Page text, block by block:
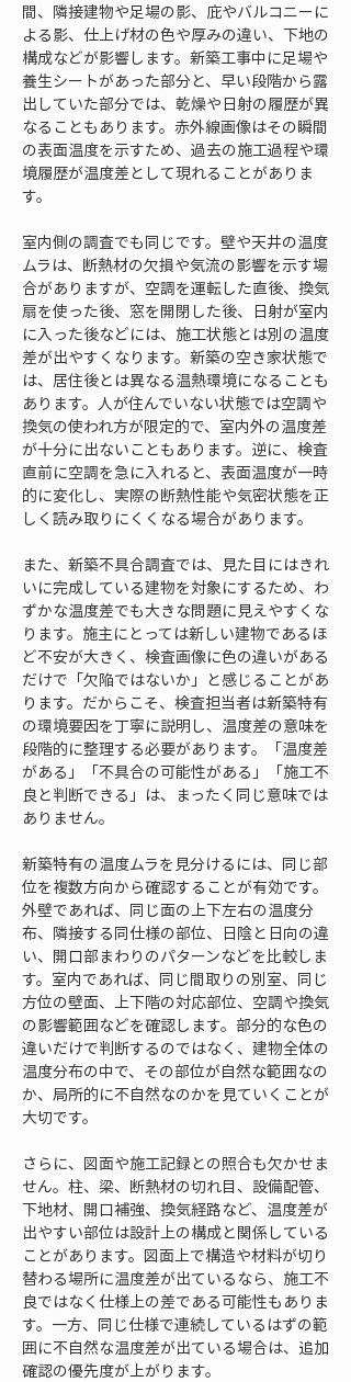
間、隣接建物や足場の影、庇やバルコニーに
よる影、仕上げ材の色や厚みの違い、下地の
構成などが影響します。新築工事中に足場や
養生シートがあった部分と、早い段階から露
出していた部分では、乾燥や日射の履歴が異
なることもあります。赤外線画像はその瞬間
の表面温度を示すため、過去の施工過程や環
境履歴が温度差として現れることがありま
す。
室内側の調査でも同じです。壁や天井の温度
ムラは、断熱材の欠損や気流の影響を示す場
合がありますが、空調を運転した直後、換気
扇を使った後、窓を開閉した後、日射が室内
に入った後などには、施工状態とは別の温度
差が出やすくなります。新築の空き家状態で
は、居住後とは異なる温熱環境になることも
あります。人が住んでいない状態では空調や
換気の使われ方が限定的で、室内外の温度差
が十分に出ないこともあります。逆に、検査
直前に空調を急に入れると、表面温度が一時
的に変化し、実際の断熱性能や気密状態を正
しく読み取りにくくなる場合があります。
また、新築不具合調査では、見た目にはきれ
いに完成している建物を対象にするため、わ
ずかな温度差でも大きな問題に見えやすくな
ります。施主にとっては新しい建物であるほ
ど不安が大きく、検査画像に色の違いがある
だけで「欠陥ではないか」と感じることがあ
ります。だからこそ、検査担当者は新築特有
の環境要因を丁寧に説明し、温度差の意味を
段階的に整理する必要があります。「温度差
がある」「不具合の可能性がある」「施工不
良と判断できる」は、まったく同じ意味では
ありません。
新築特有の温度ムラを見分けるには、同じ部
位を複数方向から確認することが有効です。
外壁であれば、同じ面の上下左右の温度分
布、隣接する同仕様の部位、日陰と日向の違
い、開口部まわりのパターンなどを比較しま
す。室内であれば、同じ間取りの別室、同じ
方位の壁面、上下階の対応部位、空調や換気
の影響範囲などを確認します。部分的な色の
違いだけで判断するのではなく、建物全体の
温度分布の中で、その部位が自然な範囲なの
か、局所的に不自然なのかを見ていくことが
大切です。
さらに、図面や施工記録との照合も欠かせま
せん。柱、梁、断熱材の切れ目、設備配管、
下地材、開口補強、換気経路など、温度差が
出やすい部位は設計上の構成と関係している
ことがあります。図面上で構造や材料が切り
替わる場所に温度差が出ているなら、施工不
良ではなく仕様上の差である可能性もありま
す。一方、同じ仕様で連続しているはずの範
囲に不自然な温度差が出ている場合は、追加
確認の優先度が上がります。